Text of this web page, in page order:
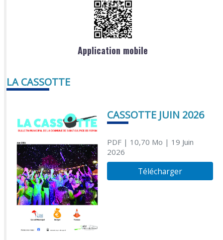
Application mobile
LA CASSOTTE
CASSOTTE JUIN 2026
PDF| 10,70 Mo | 19 Juin
2026
Télécharger